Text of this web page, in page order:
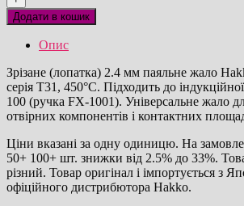
01D24
паяльне
оригінал
кількість
Додати в кошик
Опис
Зрізане (лопатка) 2.4 мм паяльне жало
серія T31, 450°C. Підходить до
100 (ручка FX-1001). Універсальне жало
отвірних компонентів і контактних
Ціни вказані за одну одиницю. На
50+ 100+ шт. знижки від 2.5% до 33%.
різний. Товар оригінал і імпортується з
офіційного дистрибютора Hakko.